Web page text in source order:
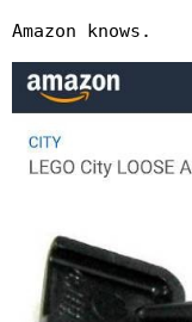
Amazon knows.